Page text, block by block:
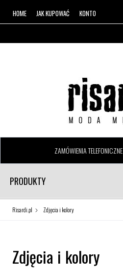
HOME JAK KUPOWAĆ KONTO
ZAMÓWIENIA TELEFONICZNE
PRODUKTY
Risardi.pl Zdjęcia i kolory
Zdjęcia i kolory